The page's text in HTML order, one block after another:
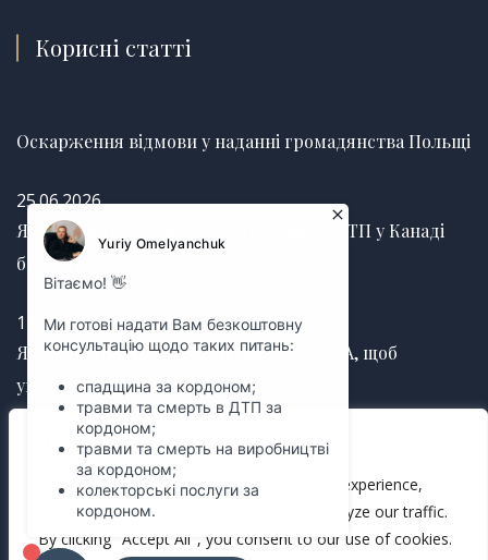
We value your privacy
We use cookies to enhance your browsing experience,
serve personalized ads or content, and analyze our traffic.
By clicking "Accept All", you consent to our use of cookies.
Корисні статті
Оскарження відмови у наданні громадянства Польщі
25.06.2026
Як отримати страхову виплату після ДТП у Канаді
без затримок
12.03.2025
Як правильно оформити заповіт у США, щоб
уникнути судових суперечок
12.03.2025